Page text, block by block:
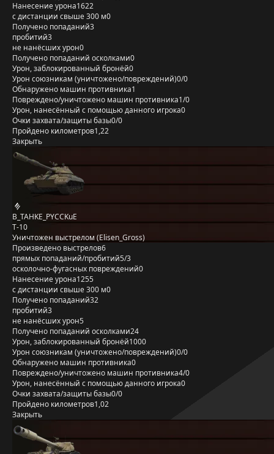
Нанесение урона1622
с дистанции свыше 300 м0
Получено попаданий3
пробитий3
не нанёсших урон0
Получено попаданий осколками0
Урон, заблокированный бронёй0
Урон союзникам (уничтожено/повреждений)0/0
Обнаружено машин противника1
Повреждено/уничтожено машин противника1/0
Урон, нанесённый с помощью данного игрока0
Очки захвата/защиты базы0/0
Пройдено километров1,22
Закрыть
B_TAHKE_PYCCKuE
Т-10
Уничтожен выстрелом (Elisen_Gross)
Произведено выстрелов6
прямых попаданий/пробитий5/3
осколочно-фугасных повреждений0
Нанесение урона1255
с дистанции свыше 300 м0
Получено попаданий32
пробитий3
не нанёсших урон5
Получено попаданий осколками24
Урон, заблокированный бронёй1000
Урон союзникам (уничтожено/повреждений)0/0
Обнаружено машин противника0
Повреждено/уничтожено машин противника4/0
Урон, нанесённый с помощью данного игрока0
Очки захвата/защиты базы0/0
Пройдено километров1,02
Закрыть